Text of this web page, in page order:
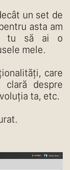
un set de
asta am
tu să ai o
mele.
care
despre
ta, etc.